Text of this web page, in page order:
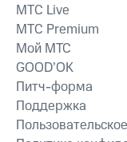
MTС Live
MTС Premium
Мой МТС
GOOD’OK
Питч-форма
Поддержка